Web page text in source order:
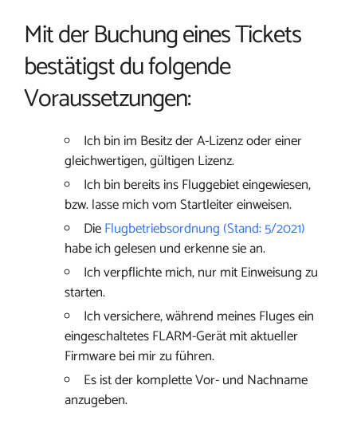
Mit der Buchung eines Tickets
bestätigst du folgende
Voraussetzungen:
Ich bin im Besitz der A-Lizenz oder einer
gleichwertigen, gültigen Lizenz.
Ich bin bereits ins Fluggebiet eingewiesen,
bzw. lasse mich vom Startleiter einweisen.
DieFlugbetriebsordnung (Stand: 5/2021)
habe ich gelesen und erkenne sie an.
Ich verpflichte mich, nur mit Einweisung zu
starten.
Ich versichere, während meines Fluges ein
eingeschaltetes FLARM-Gerät mit aktueller
Firmware bei mir zu führen.
Es ist der komplette Vor- und Nachname
anzugeben.